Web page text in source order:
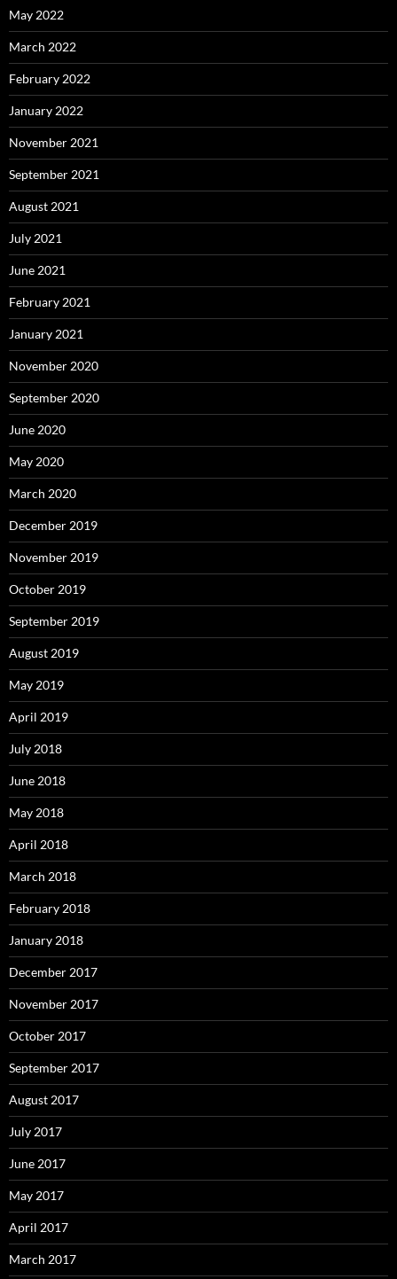
May 2022
March 2022
February 2022
January 2022
November 2021
September 2021
August 2021
July 2021
June 2021
February 2021
January 2021
November 2020
September 2020
June 2020
May 2020
March 2020
December 2019
November 2019
October 2019
September 2019
August 2019
May 2019
April 2019
July 2018
June 2018
May 2018
April 2018
March 2018
February 2018
January 2018
December 2017
November 2017
October 2017
September 2017
August 2017
July 2017
June 2017
May 2017
April 2017
March 2017